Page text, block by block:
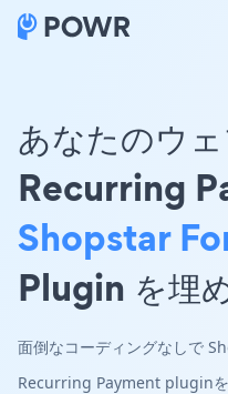
あなたのウ
Recurring
Shopstar
Plugin を埋
面倒なコーディングなしで
Recurring Payment pluginを